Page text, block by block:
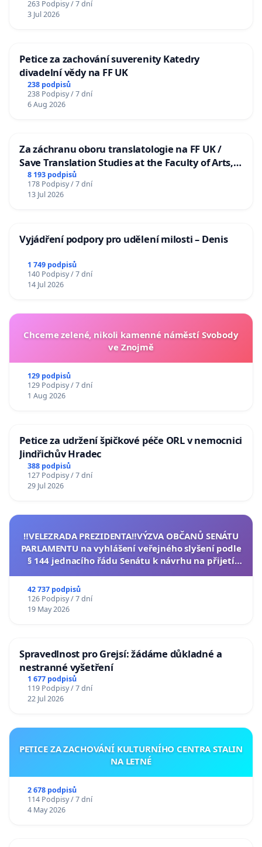
263 Podpisy / 7 dní
3 Jul 2026
Petice za zachování suverenity Katedry
divadelní vědy na FF UK
238 podpisů
238 Podpisy / 7 dní
6 Aug 2026
Za záchranu oboru translatologie na FF UK /
Save Translation Studies at the Faculty of Arts,
Charles University
8 193 podpisů
178 Podpisy / 7 dní
13 Jul 2026
Vyjádření podpory pro udělení milosti – Denis
1 749 podpisů
140 Podpisy / 7 dní
14 Jul 2026
Chceme zelené, nikoli kamenné náměstí Svobody
ve Znojmě
129 podpisů
129 Podpisy / 7 dní
1 Aug 2026
Petice za udržení špičkové péče ORL v nemocnici
Jindřichův Hradec
388 podpisů
127 Podpisy / 7 dní
29 Jul 2026
‼️VELEZRADA PREZIDENTA‼️VÝZVA OBČANŮ SENÁTU
PARLAMENTU na vyhlášení veřejného slyšení podle
§ 144 jednacího řádu Senátu k návrhu na přijetí
42 737 podpisů
126 Podpisy / 7 dní
19 May 2026
Spravedlnost pro Grejsí: žádáme důkladné a
nestranné vyšetření
1 677 podpisů
119 Podpisy / 7 dní
22 Jul 2026
PETICE ZA ZACHOVÁNÍ KULTURNÍHO CENTRA STALIN
NA LETNÉ
2 678 podpisů
114 Podpisy / 7 dní
4 May 2026